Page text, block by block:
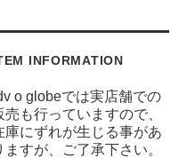
INFORMATION
o globeでは実店舗での
売も行っていますので、
庫にずれが生じる事があ
ますが、ご了承下さい。